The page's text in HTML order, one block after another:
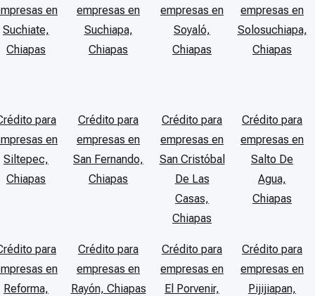
en
Suchiate,
Chiapas
empresas en
Suchiapa,
Chiapas
empresas en
Soyaló,
Chiapas
empresas en
Solosuchiapa,
Chiapas
para
en
Siltepec,
Chiapas
Crédito para
empresas en
San Fernando,
Chiapas
Crédito para
empresas en
San Cristóbal
De Las
Casas,
Chiapas
Crédito para
empresas en
Salto De
Agua,
Chiapas
para
en
Reforma,
Crédito para
empresas en
Rayón, Chiapas
Crédito para
empresas en
El Porvenir,
Crédito para
empresas en
Pijijiapan,